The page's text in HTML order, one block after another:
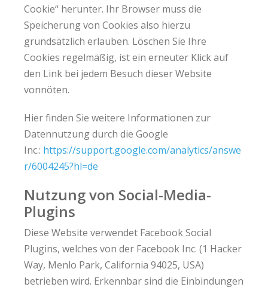
Cookie“ herunter. Ihr Browser muss die
Speicherung von Cookies also hierzu
grundsätzlich erlauben. Löschen Sie Ihre
Cookies regelmäßig, ist ein erneuter Klick auf
den Link bei jedem Besuch dieser Website
vonnöten.
Hier finden Sie weitere Informationen zur
Datennutzung durch die Google
Inc.: https://support.google.com/analytics/answe
r/6004245?hl=de
Nutzung von Social-Media-
Plugins
Diese Website verwendet Facebook Social
Plugins, welches von der Facebook Inc. (1 Hacker
Way, Menlo Park, California 94025, USA)
betrieben wird. Erkennbar sind die Einbindungen